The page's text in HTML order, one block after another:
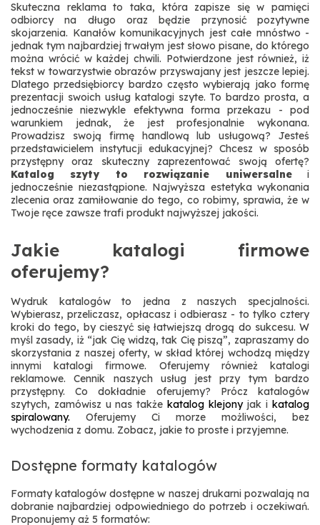
Skuteczna reklama to taka, która zapisze się w pamięci
odbiorcy na długo oraz będzie przynosić pozytywne
skojarzenia. Kanałów komunikacyjnych jest całe mnóstwo -
jednak tym najbardziej trwałym jest słowo pisane, do którego
można wrócić w każdej chwili. Potwierdzone jest również, iż
tekst w towarzystwie obrazów przyswajany jest jeszcze lepiej.
Dlatego przedsiębiorcy bardzo często wybierają jako formę
prezentacji swoich usług katalogi szyte. To bardzo prosta, a
jednocześnie niezwykle efektywna forma przekazu - pod
warunkiem jednak, że jest profesjonalnie wykonana.
Prowadzisz swoją firmę handlową lub usługową? Jesteś
przedstawicielem instytucji edukacyjnej? Chcesz w sposób
przystępny oraz skuteczny zaprezentować swoją ofertę?
Katalog szyty to rozwiązanie uniwersalnei
jednocześnie niezastąpione. Najwyższa estetyka wykonania
zlecenia oraz zamiłowanie do tego, co robimy, sprawia, że w
Twoje ręce zawsze trafi produkt najwyższej jakości.
Jakie katalogi firmowe
oferujemy?
Wydruk katalogów to jedna z naszych specjalności.
Wybierasz, przeliczasz, opłacasz i odbierasz - to tylko cztery
kroki do tego, by cieszyć się łatwiejszą drogą do sukcesu. W
myśl zasady, iż “jak Cię widzą, tak Cię piszą”, zapraszamy do
skorzystania z naszej oferty, w skład której wchodzą między
innymi katalogi firmowe. Oferujemy również katalogi
reklamowe. Cennik naszych usług jest przy tym bardzo
przystępny. Co dokładnie oferujemy? Prócz katalogów
szytych, zamówisz u nas także katalog klejonyjak ikatalog
spiralowany. Oferujemy Ci morze możliwości, bez
wychodzenia z domu. Zobacz, jakie to proste i przyjemne.
Dostępne formaty katalogów
Formaty katalogów dostępne w naszej drukarni pozwalają na
dobranie najbardziej odpowiedniego do potrzeb i oczekiwań.
Proponujemy aż 5 formatów: